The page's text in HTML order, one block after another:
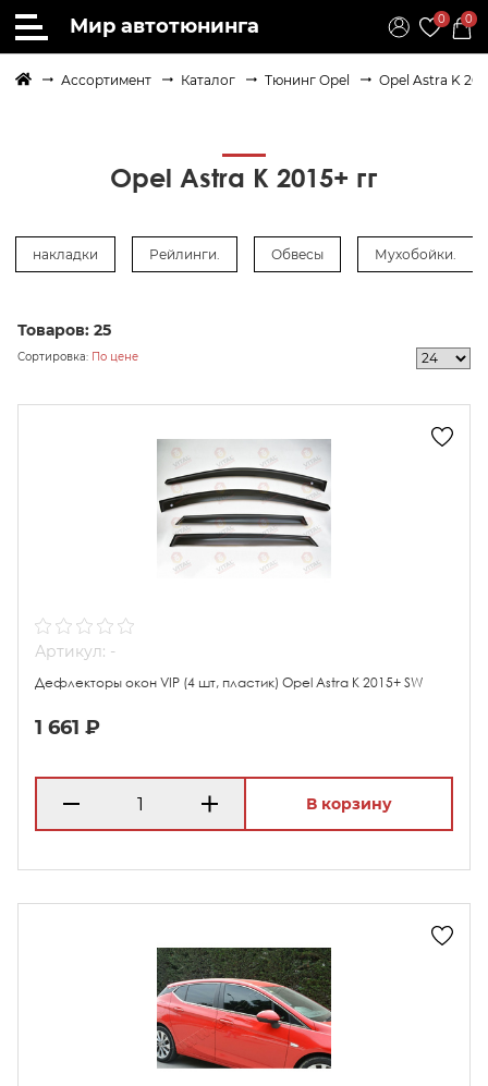
Мир автотюнинга 0 0
Ассортимент Каталог Тюнинг Opel Opel Astra K
Opel Astra K 2015+ гг
накладки Рейлинги. Обвесы Мухобойки.
Товаров: 25
Сортировка: По цене
Артикул: -
Дефлекторы окон VIP (4 шт, пластик) Opel Astra K 2015+ SW
1 661 ₽
В корзину